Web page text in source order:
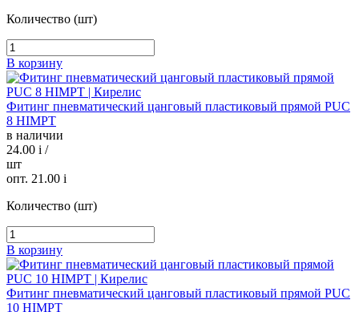
Количество (шт)
В корзину
Фитинг пневматический цанговый пластиковый прямой PUC
8 HIMPT
в наличии
24.00 i /
шт
опт. 21.00 i
Количество (шт)
В корзину
Фитинг пневматический цанговый пластиковый прямой PUC
10 HIMPT